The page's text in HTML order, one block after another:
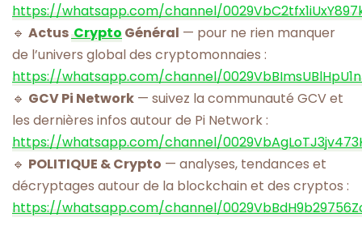
https://whatsapp.com/channel/
🔹 Actus Crypto Général — pour ne rien manquer
de l’univers global des cryptomonnaies :
https://whatsapp.com/channel/
🔹 GCV Pi Network — suivez la communauté GCV et
les dernières infos autour de Pi Network :
https://whatsapp.com/channel/
🔹 POLITIQUE & Crypto — analyses, tendances et
décryptages autour de la blockchain et des cryptos :
https://whatsapp.com/channel/